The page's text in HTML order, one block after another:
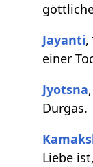
Jayanti,
einer
Jyotsna
Durgas.
Liebe